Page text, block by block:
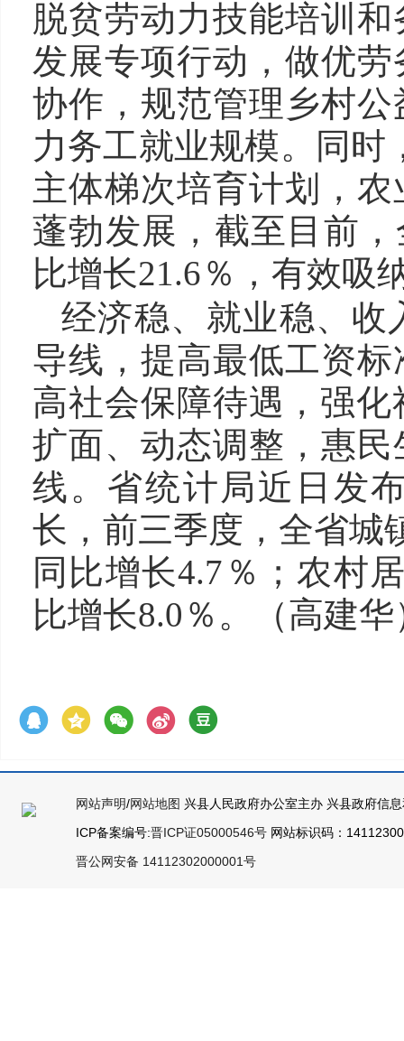
脱贫劳动力技能培训
发展专项行动，做优
协作，规范管理乡村
力务工就业规模。同时
主体梯次培育计划，
蓬勃发展，截至目前
比增长21.6％，有效吸
经济稳、就业稳、收
导线，提高最低工资
高社会保障待遇，强
扩面、动态调整，惠
线。省统计局近日发
长，前三季度，全省城
同比增长4.7％；农村
比增长8.0％。
（高建
网站声明/网站地图 兴县人民政府办公室主办 兴县政府信
ICP备案编号:晋ICP证05000546号 网站标识码：
晋公网安备 14112302000001号